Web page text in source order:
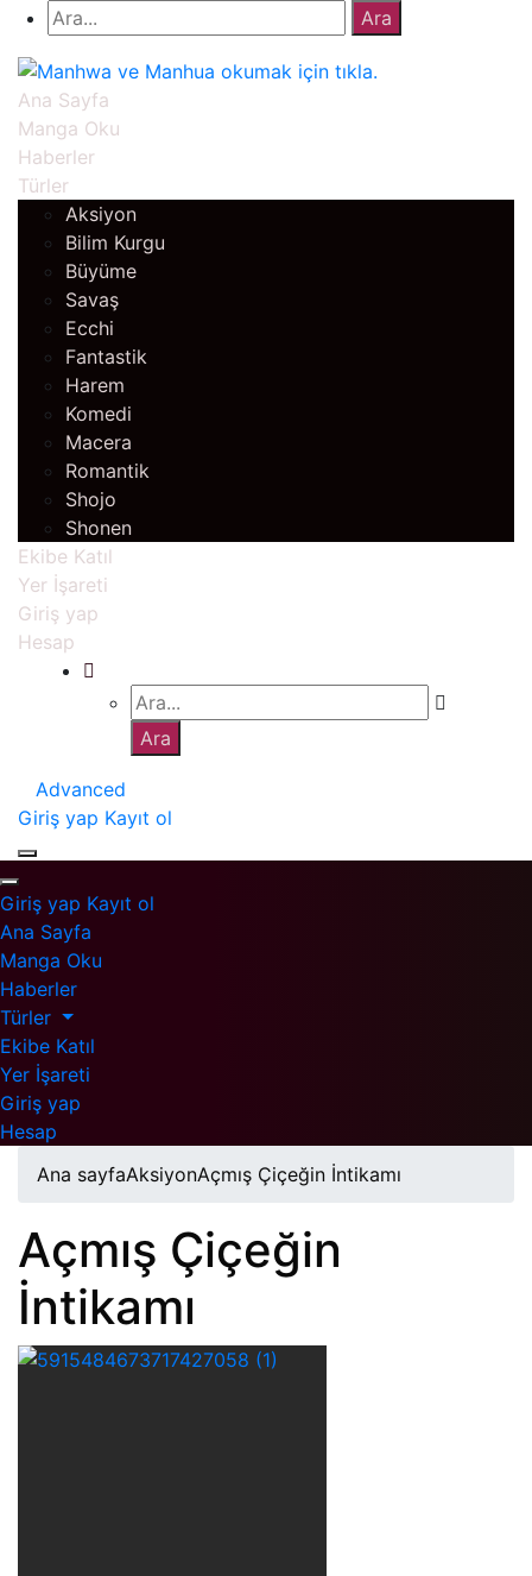
Ana Sayfa
Manga Oku
Haberler
Türler
Aksiyon
Bilim Kurgu
Büyüme
Savaş
Ecchi
Fantastik
Harem
Komedi
Macera
Romantik
Shojo
Shonen
Ekibe Katıl
Yer İşareti
Giriş yap
Hesap
Advanced
Giriş yap Kayıt ol
Giriş yap Kayıt ol
Ana Sayfa
Manga Oku
Haberler
Türler
Ekibe Katıl
Yer İşareti
Giriş yap
Hesap
Ana sayfaAksiyonAçmış Çiçeğin İntikamı
Açmış Çiçeğin
İntikamı